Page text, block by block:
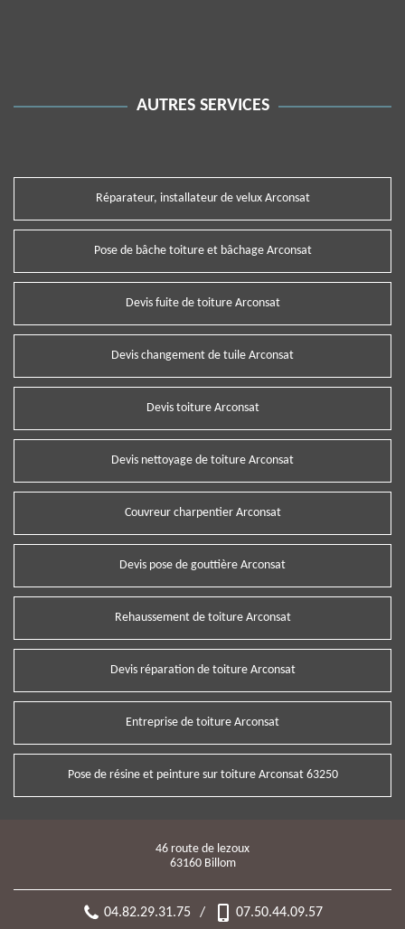
AUTRES SERVICES
Réparateur, installateur de velux Arconsat
Pose de bâche toiture et bâchage Arconsat
Devis fuite de toiture Arconsat
Devis changement de tuile Arconsat
Devis toiture Arconsat
Devis nettoyage de toiture Arconsat
Couvreur charpentier Arconsat
Devis pose de gouttière Arconsat
Rehaussement de toiture Arconsat
Devis réparation de toiture Arconsat
Entreprise de toiture Arconsat
Pose de résine et peinture sur toiture Arconsat 63250
46 route de lezoux
63160 Billom
04.82.29.31.75 / 07.50.44.09.57